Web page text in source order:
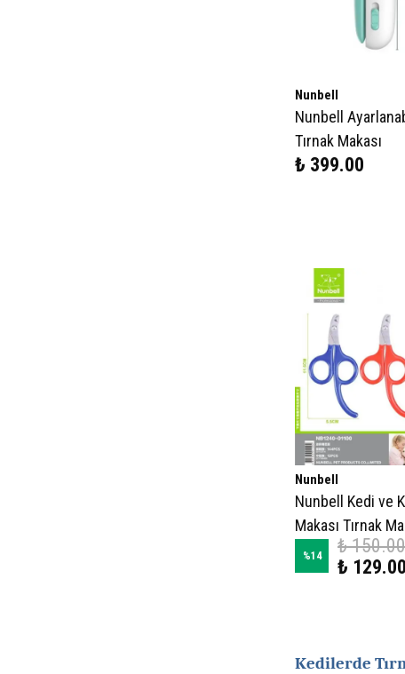
Nunbell
Nunbell
Tırnak Makası
₺ 399.00
Nunbell
Nunbell Kedi ve
Makası Tırnak
%14
₺ 150.00
₺ 129.00
Kedilerde